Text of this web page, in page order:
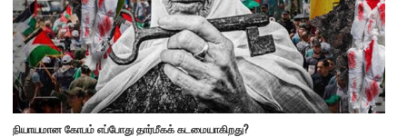
நியாயமான கோபம் எப்போது தார்மீகக் கடமையாகிறது?